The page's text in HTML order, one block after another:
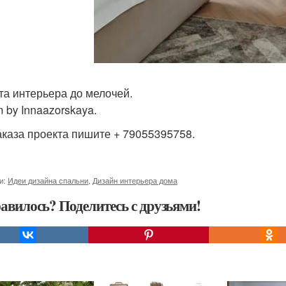
интерьера до мелочей.
by Innaazorskaya.
проекта пишите + 79055395758.
Идеи дизайна спальни Дизайн интерьера дома
Поделитесь с друзьями!